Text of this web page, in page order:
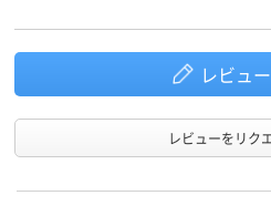
レビュ
レビューをリク